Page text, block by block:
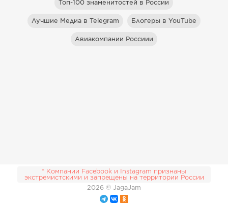
Топ-100 знаменитостей в России
Лучшие Медиа в Telegram Блогеры в YouTube
Авиакомпании Россиии
* Компании Facebook и Instagram признаны
экстремистскими и запрещены на территории России
2026 © JagaJam